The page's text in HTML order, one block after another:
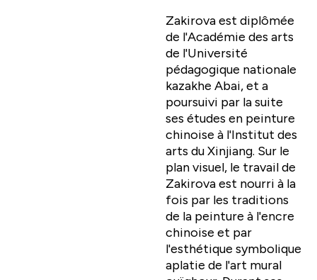
Zakirova est diplômée
de l'Académie des arts
de l'Université
pédagogique nationale
kazakhe Abai, et a
poursuivi par la suite
ses études en peinture
chinoise à l'Institut des
arts du Xinjiang. Sur le
plan visuel, le travail de
Zakirova est nourri à la
fois par les traditions
de la peinture à l'encre
chinoise et par
l'esthétique symbolique
aplatie de l'art mural